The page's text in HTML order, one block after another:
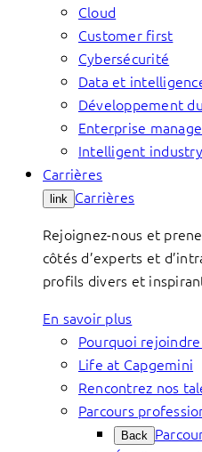
Cloud
Customer first
Cybersécurité
Data et
Développement
Enterprise
Intelligent industry
Carrières
link Carrières
Rejoignez-nous et
côtés d’experts et
profils divers et
En savoir plus
Pourquoi
Life at Capgemini
Rencontrez nos
Parcours
Back